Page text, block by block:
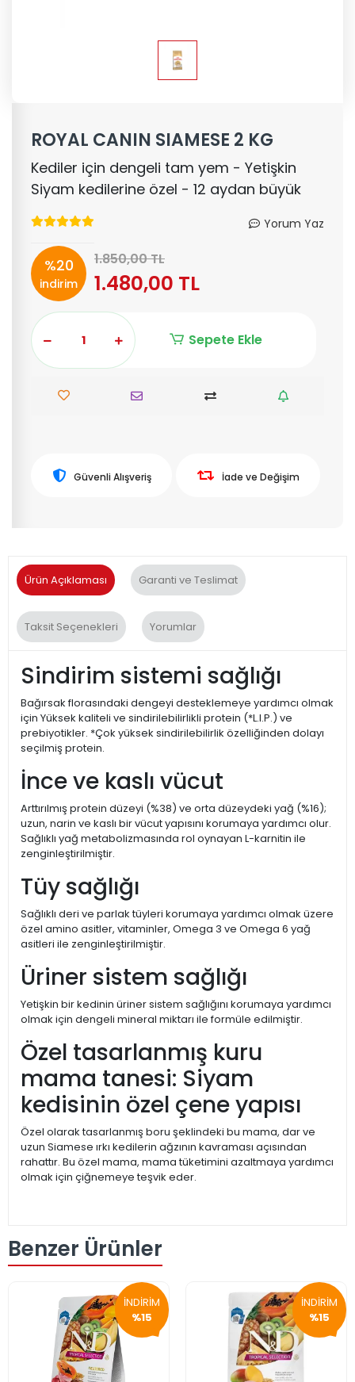
ROYAL CANIN SIAMESE 2 KG
Kediler için dengeli tam yem - Yetişkin
Siyam kedilerine özel - 12 aydan büyük
Yorum Yaz
%20
indirim
1.850,00 TL
1.480,00 TL
Sepete Ekle
Güvenli Alışveriş İade ve Değişim
Ürün Açıklaması Garanti ve Teslimat
Taksit Seçenekleri Yorumlar
Sindirim sistemi sağlığı
Bağırsak florasındaki dengeyi desteklemeye yardımcı olmak
için Yüksek kaliteli ve sindirilebilirlikli protein (*L.I.P.) ve
prebiyotikler. *Çok yüksek sindirilebilirlik özelliğinden dolayı
seçilmiş protein.
İnce ve kaslı vücut
Arttırılmış protein düzeyi (%38) ve orta düzeydeki yağ (%16);
uzun, narin ve kaslı bir vücut yapısını korumaya yardımcı olur.
Sağlıklı yağ metabolizmasında rol oynayan L-karnitin ile
zenginleştirilmiştir.
Tüy sağlığı
Sağlıklı deri ve parlak tüyleri korumaya yardımcı olmak üzere
özel amino asitler, vitaminler, Omega 3 ve Omega 6 yağ
asitleri ile zenginleştirilmiştir.
Üriner sistem sağlığı
Yetişkin bir kedinin üriner sistem sağlığını korumaya yardımcı
olmak için dengeli mineral miktarı ile formüle edilmiştir.
Özel tasarlanmış kuru
mama tanesi: Siyam
kedisinin özel çene yapısı
Özel olarak tasarlanmış boru şeklindeki bu mama, dar ve
uzun Siamese ırkı kedilerin ağzının kavraması açısından
rahattır. Bu özel mama, mama tüketimini azaltmaya yardımcı
olmak için çiğnemeye teşvik eder.
Benzer Ürünler
İNDİRİM
%15
İNDİRİM
%15